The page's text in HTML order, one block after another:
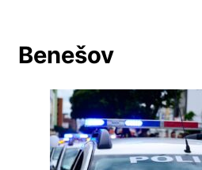
Benešov